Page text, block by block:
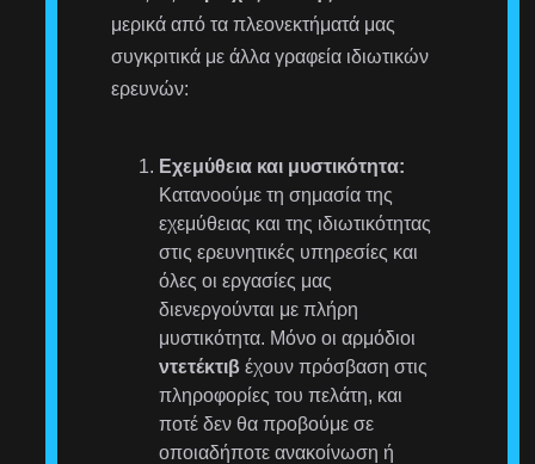
μερικά από τα πλεονεκτήματά μας
συγκριτικά με άλλα γραφεία ιδιωτικών
ερευνών:
Εχεμύθεια και μυστικότητα:
Κατανοούμε τη σημασία της
εχεμύθειας και της ιδιωτικότητας
στις ερευνητικές υπηρεσίες και
όλες οι εργασίες μας
διενεργούνται με πλήρη
μυστικότητα. Μόνο οι αρμόδιοι
ντετέκτιβ έχουν πρόσβαση στις
πληροφορίες του πελάτη, και
ποτέ δεν θα προβούμε σε
οποιαδήποτε ανακοίνωση ή